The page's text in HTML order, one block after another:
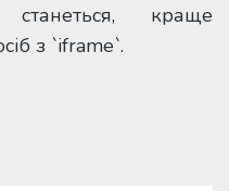
краще
з `iframe`.